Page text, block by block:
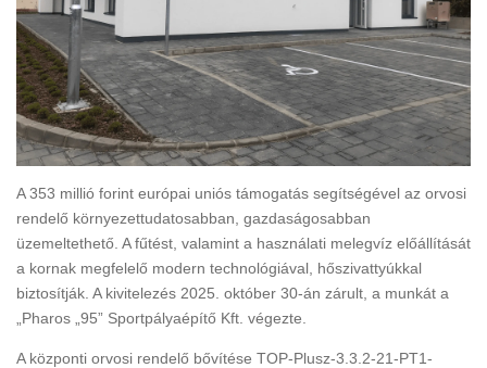
A 353 millió forint európai uniós támogatás segítségével az orvosi
rendelő környezettudatosabban, gazdaságosabban
üzemeltethető. A fűtést, valamint a használati melegvíz előállítását
a kornak megfelelő modern technológiával, hőszivattyúkkal
biztosítják. A kivitelezés 2025. október 30-án zárult, a munkát a
„Pharos „95” Sportpályaépítő Kft. végezte.
A központi orvosi rendelő bővítése TOP-Plusz-3.3.2-21-PT1-